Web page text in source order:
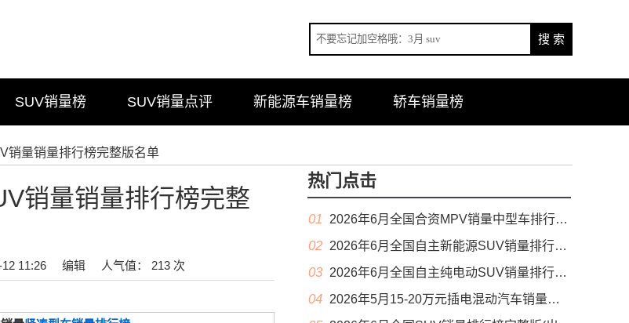
SUV销量榜 SUV销量点评 新能源车销量榜 轿车销量榜
销量销量排行榜完整版名单
销量销量排行榜完整
11:26 编辑 人气值： 213 次
热门点击
01 2026年6月全国合资MPV销量中型车排行榜完整版(零售量
02 2026年6月全国自主新能源SUV销量排行榜完整版(零售量
03 2026年6月全国自主纯电动SUV销量排行榜完整版(零售量
04 2026年5月15-20万元插电混动汽车销量排行榜（零售量）